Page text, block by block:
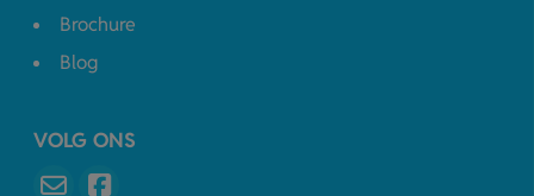
Brochure
Blog
VOLG ONS